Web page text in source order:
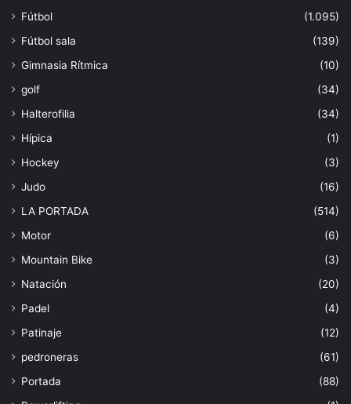
Fútbol
(1.095)
Fútbol sala
(139)
Gimnasia Rítmica
(10)
golf
(34)
Halterofilia
(34)
Hípica
(1)
Hockey
(3)
Judo
(16)
LA PORTADA
(514)
Motor
(6)
Mountain Bike
(3)
Natación
(20)
Padel
(4)
Patinaje
(12)
pedroneras
(61)
Portada
(88)